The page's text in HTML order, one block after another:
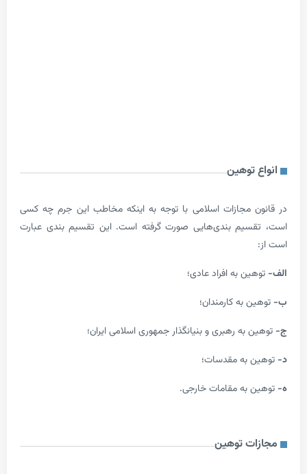
توهین
مجازات اسلامی با توجه به این­که مخاطب این جرم چه کسی
بندی­‌هایی صورت گرفته است. این تقسیم بندی عبارت
به افراد عادی؛
به کارمندان؛
به رهبری و بنیانگذار جمهوری اسلامی ایران؛
به مقدسات؛
به مقامات خارجی.
توهین